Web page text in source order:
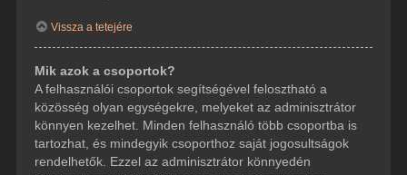
Vissza a tetejére
Mik azok a csoportok?
A felhasználói csoportok segítségével felosztható a
közösség olyan egységekre, melyeket az adminisztrátor
könnyen kezelhet. Minden felhasználó több csoportba is
tartozhat, és mindegyik csoporthoz saját jogosultságok
rendelhetők. Ezzel az adminisztrátor könnyedén